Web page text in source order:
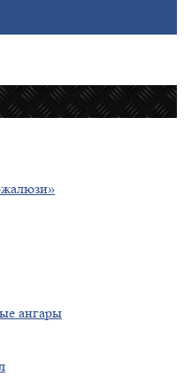
ангары